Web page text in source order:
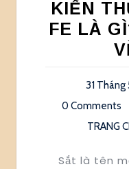
KIẾN
FE LÀ
31 Tháng
0 Comments
TRANG
Sắt là tên